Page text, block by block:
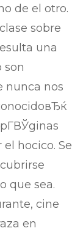
de el otro.
sobre
una
son
nunca nos
hocico. Se
que sea.
cine
en